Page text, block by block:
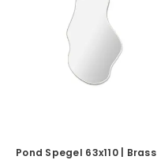
Pond Spegel 63x110 | Brass